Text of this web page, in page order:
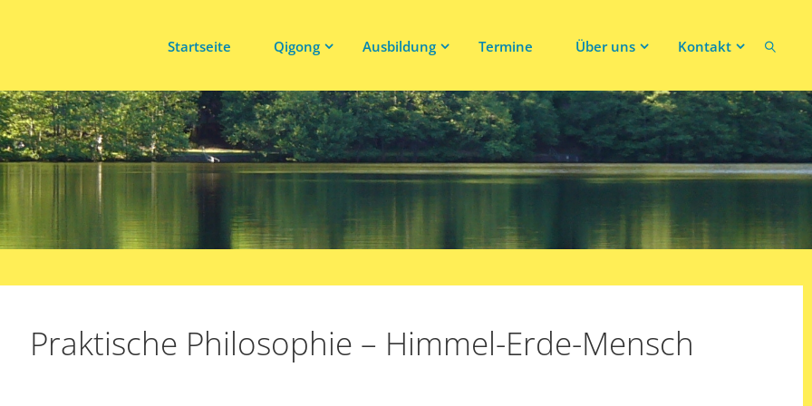
Startseite Qigong Ausbildung Termine Über uns Kontakt
Suchen
Praktische Philosophie – Himmel-Erde-Mensch